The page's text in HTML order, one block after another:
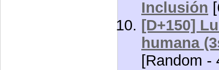
Inclusión
[D+150]
humana
[Random -